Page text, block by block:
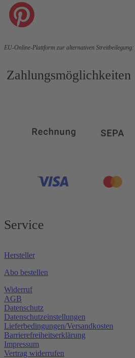
EU-Online-Plattform zur alternativen Streitbeilegung:
Zahlungsmöglichkeiten
Service
Hersteller
Abo bestellen
Widerruf
AGB
Datenschutz
Datenschutzeinstellungen
Lieferbedingungen/Versandkosten
Barrierefreiheitserklärung
Impressum
Vertrag widerrufen